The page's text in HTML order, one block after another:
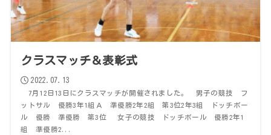
クラスマッチ＆表彰式
2022.07.13
7月12日13日にクラスマッチが開催されました。 男子の競技 フ
ットサル 優勝3年1組Ａ 準優勝2年2組 第3位2年3組 ドッチボー
ル 優勝 準優勝 第3位 女子の競技 ドッチボール 優勝2年1
組 準優勝2...